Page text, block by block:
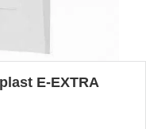
E-EXTRA